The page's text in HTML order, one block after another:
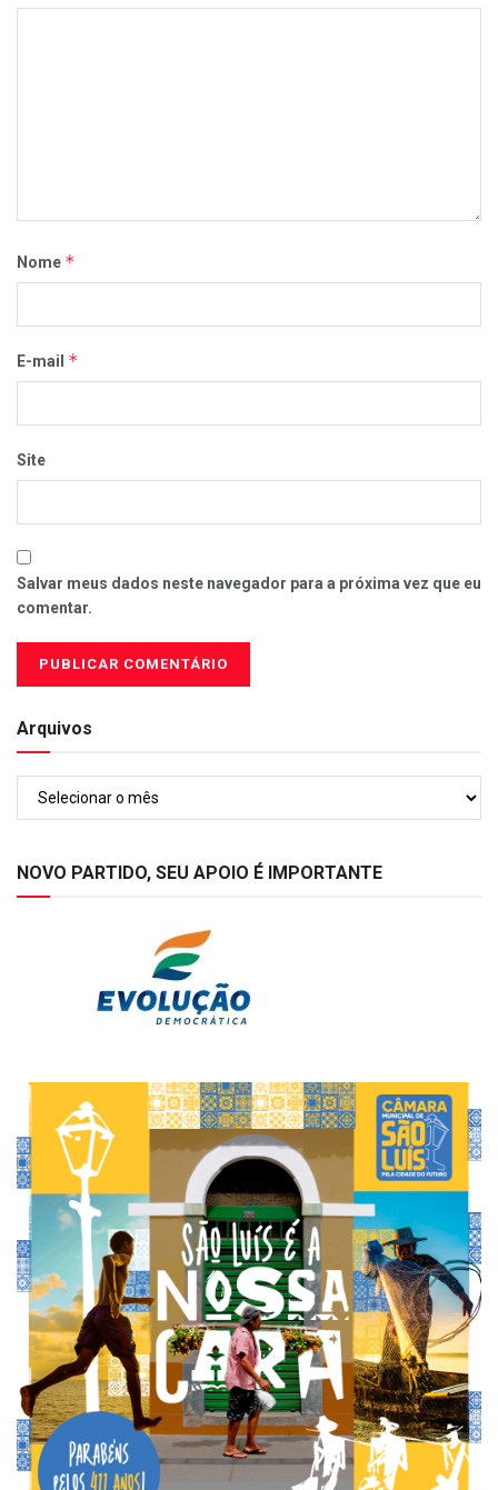
Nome *
E-mail *
Site
Salvar meus dados neste navegador para a próxima vez que eu
comentar.
Arquivos
Arquivos
NOVO PARTIDO, SEU APOIO É IMPORTANTE